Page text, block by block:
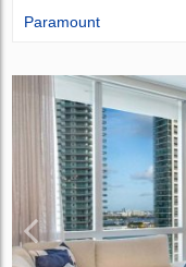
Paramount